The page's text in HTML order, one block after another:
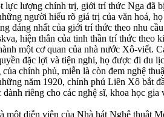
lực lượng chính trị, giới trí thức Nga đã
người hiểu rõ giá trị của văn hoá,
đáng nhất của giới trí thức theo nhu
hiện thân của tinh thần trí thức theo
một cơ quan của nhà nước Xô-viết.
đặc lợi và tiện nghi, họ được đi du
chính phủ, miễn là còn đem nghệ
năm 1920, chính phủ Liên Xô bắt
riêng cho các nghệ sĩ, khoa học
một diễn viên của Nhà hát Nghệ thuật